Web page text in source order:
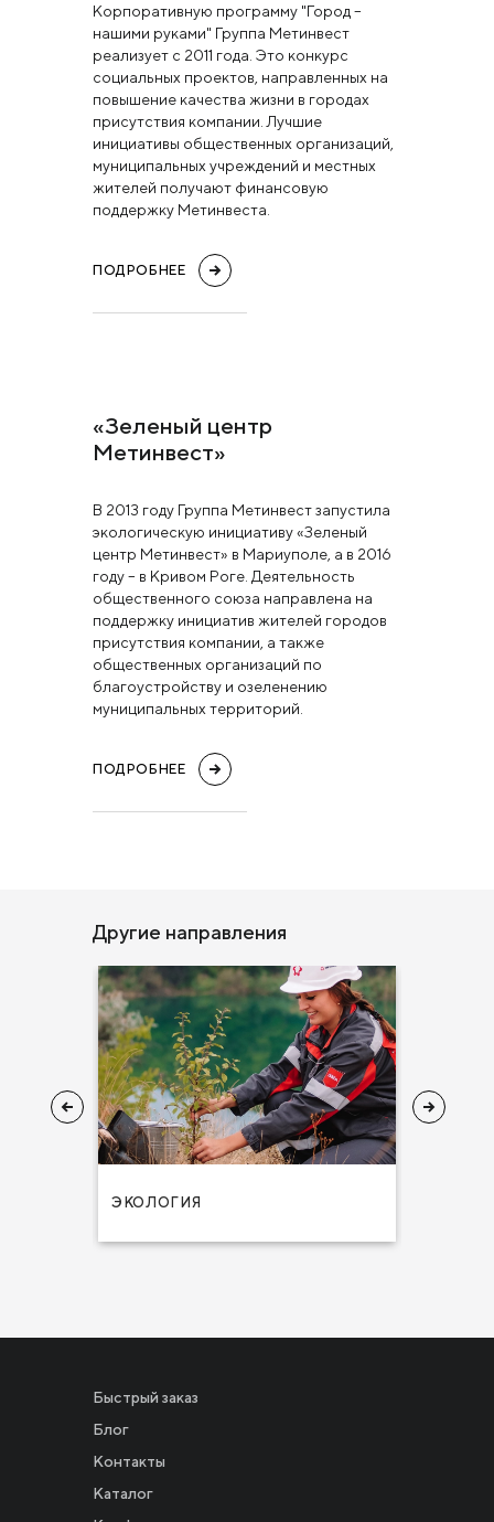
Корпоративную программу "Город –
нашими руками" Группа Метинвест
реализует с 2011 года. Это конкурс
социальных проектов, направленных на
повышение качества жизни в городах
присутствия компании. Лучшие
инициативы общественных организаций,
муниципальных учреждений и местных
жителей получают финансовую
поддержку Метинвеста.
ПОДРОБНЕЕ
«Зеленый центр
Метинвест»
В 2013 году Группа Метинвест запустила
экологическую инициативу «Зеленый
центр Метинвест» в Мариуполе, а в 2016
году – в Кривом Роге. Деятельность
общественного союза направлена на
поддержку инициатив жителей городов
присутствия компании, а также
общественных организаций по
благоустройству и озеленению
муниципальных территорий.
ПОДРОБНЕЕ
Другие направления
ЭКОЛОГИЯ
Быстрый заказ
Блог
Контакты
Каталог